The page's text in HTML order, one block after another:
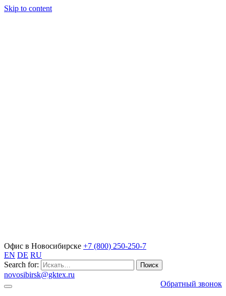
Skip to content
Офис в Новосибирске +7 (800) 250-250-7
EN DE RU
Search for:
novosibirsk@gktex.ru
Обратный звонок